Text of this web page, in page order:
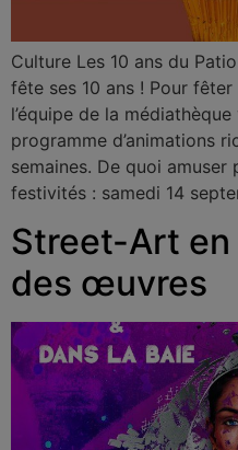
Culture Les 10 ans du
fête ses 10 ans ! Pour
l’équipe de la
programme d’animations
semaines. De quoi
festivités : samedi 14
Street-Art en
des œuvres